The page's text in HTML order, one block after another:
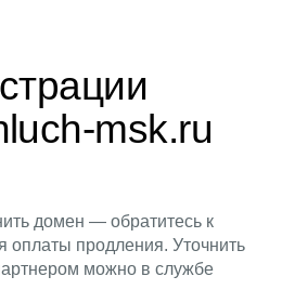
msk.ru
домен — обратитесь к
оплаты продления. Уточнить
можно в службе